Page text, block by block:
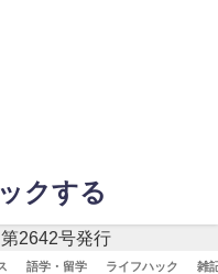
クする
2642号発行
語学・留学 ライフハック 雑